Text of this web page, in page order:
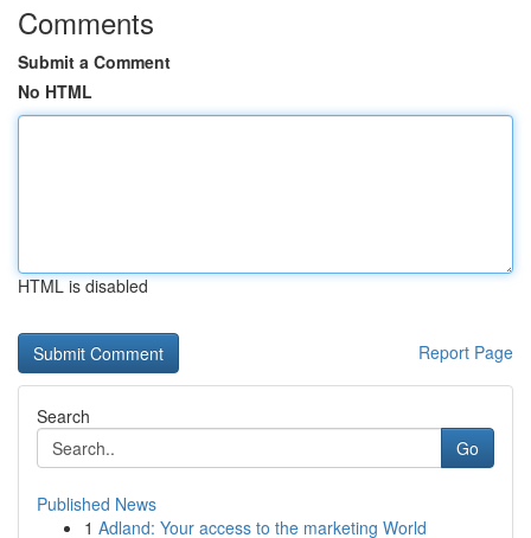
Comments
Submit a Comment
No HTML
HTML is disabled
Report Page
Search
Go
Published News
1 Adland: Your access to the marketing World